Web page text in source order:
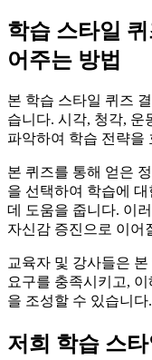
학습 스타일
어주는 방법
본 학습 스타일 퀴즈
습니다. 시각, 청각, 운
파악하여 학습 전략을
본 퀴즈를 통해 얻은
을 선택하여 학습에
데 도움을 줍니다. 이
자신감 증진으로 이어
교육자 및 강사들은
요구를 충족시키고,
을 조성할 수 있습니다.
저희 학습 스